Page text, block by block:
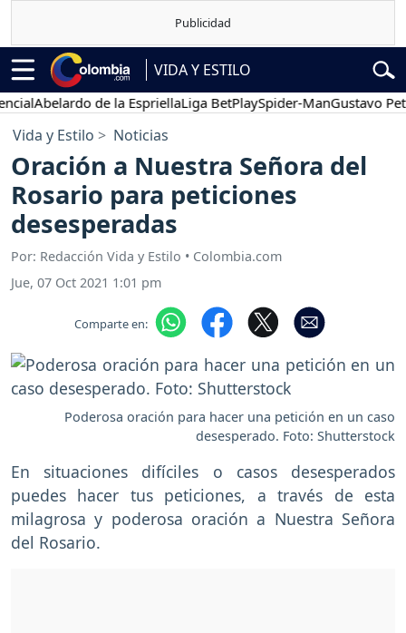
VIDA Y ESTILO
Abelardo de la EspriellaLiga BetPlaySpider-ManGustavo Petro
Vida y Estilo Noticias
Oración a Nuestra Señora del
Rosario para peticiones
desesperadas
Por: Redacción Vida y Estilo • Colombia.com
Jue, 07 Oct 2021 1:01 pm
Comparte en:
Poderosa oración para hacer una petición en un caso
desesperado. Foto: Shutterstock
En situaciones difíciles o casos desesperados
puedes hacer tus peticiones, a través de esta
milagrosa y poderosa oración a Nuestra Señora
del Rosario.